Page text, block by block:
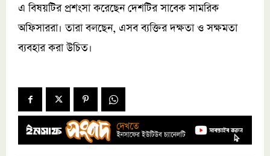
এ বিষয়টির প্রশংসা করেছেন দেশটির সাবেক সামরিক
অফিসাররা। তারা বলছেন, এসব ব্যক্তির দক্ষতা ও সক্ষমতা
ব্যবহার করা উচিত।